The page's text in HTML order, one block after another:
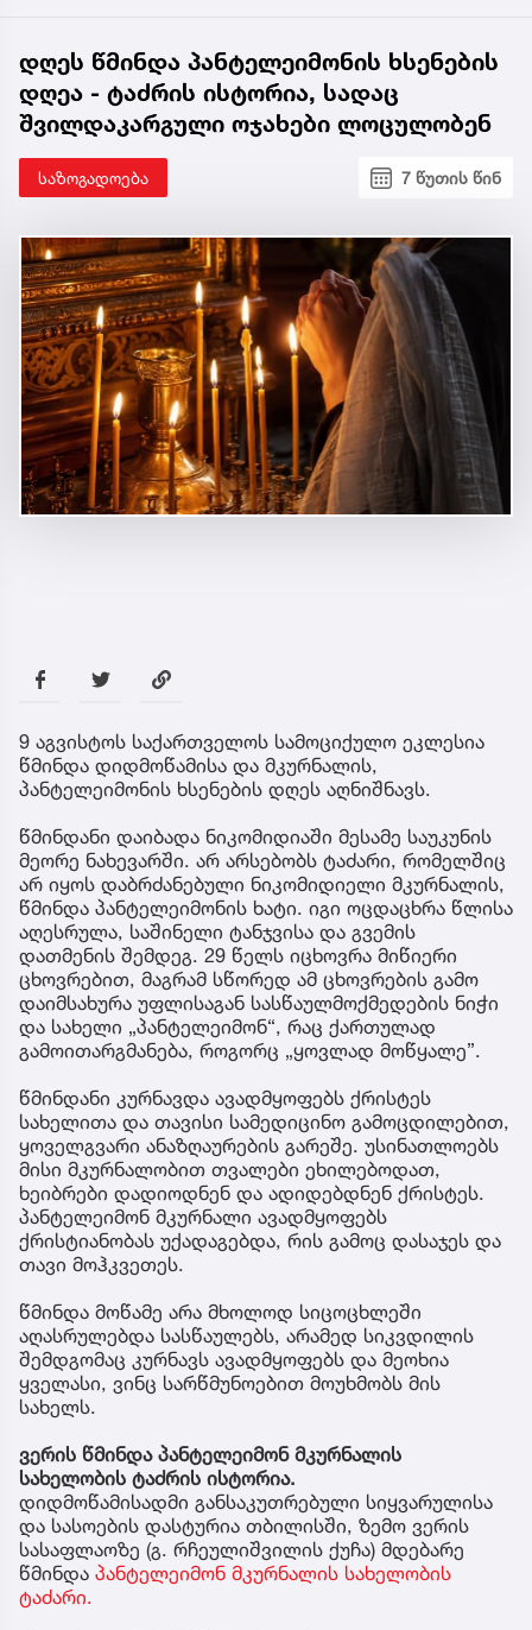
დღეს წმინდა პანტელეიმონის ხსენების
დღეა - ტაძრის ისტორია, სადაც
შვილდაკარგული ოჯახები ლოცულობენ
საზოგადოება 7 წუთის წინ
9 აგვისტოს საქართველოს სამოციქულო ეკლესია
წმინდა დიდმოწამისა და მკურნალის,
პანტელეიმონის ხსენების დღეს აღნიშნავს.
წმინდანი დაიბადა ნიკომიდიაში მესამე საუკუნის
მეორე ნახევარში. არ არსებობს ტაძარი, რომელშიც
არ იყოს დაბრძანებული ნიკომიდიელი მკურნალის,
წმინდა პანტელეიმონის ხატი. იგი ოცდაცხრა წლისა
აღესრულა, საშინელი ტანჯვისა და გვემის
დათმენის შემდეგ. 29 წელს იცხოვრა მიწიერი
ცხოვრებით, მაგრამ სწორედ ამ ცხოვრების გამო
დაიმსახურა უფლისაგან სასწაულმოქმედების ნიჭი
და სახელი „პანტელეიმონ“, რაც ქართულად
გამოითარგმანება, როგორც „ყოვლად მოწყალე”.
წმინდანი კურნავდა ავადმყოფებს ქრისტეს
სახელითა და თავისი სამედიცინო გამოცდილებით,
ყოველგვარი ანაზღაურების გარეშე. უსინათლოებს
მისი მკურნალობით თვალები ეხილებოდათ,
ხეიბრები დადიოდნენ და ადიდებდნენ ქრისტეს.
პანტელეიმონ მკურნალი ავადმყოფებს
ქრისტიანობას უქადაგებდა, რის გამოც დასაჯეს და
თავი მოჰკვეთეს.
წმინდა მოწამე არა მხოლოდ სიცოცხლეში
აღასრულებდა სასწაულებს, არამედ სიკვდილის
შემდგომაც კურნავს ავადმყოფებს და მეოხია
ყველასი, ვინც სარწმუნოებით მოუხმობს მის
სახელს.
ვერის წმინდა პანტელეიმონ მკურნალის
სახელობის ტაძრის ისტორია.
დიდმოწამისადმი განსაკუთრებული სიყვარულისა
და სასოების დასტურია თბილისში, ზემო ვერის
სასაფლაოზე (გ. რჩეულიშვილის ქუჩა) მდებარე
წმინდა პანტელეიმონ მკურნალის სახელობის
ტაძარი.